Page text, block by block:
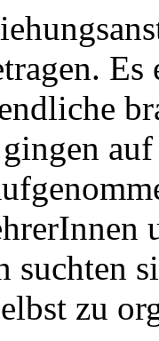
Es
suchten
zu